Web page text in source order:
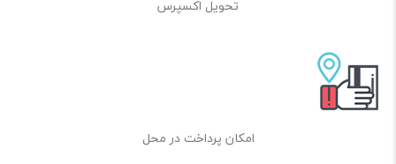
تحویل اکسپرس
امکان پرداخت در محل